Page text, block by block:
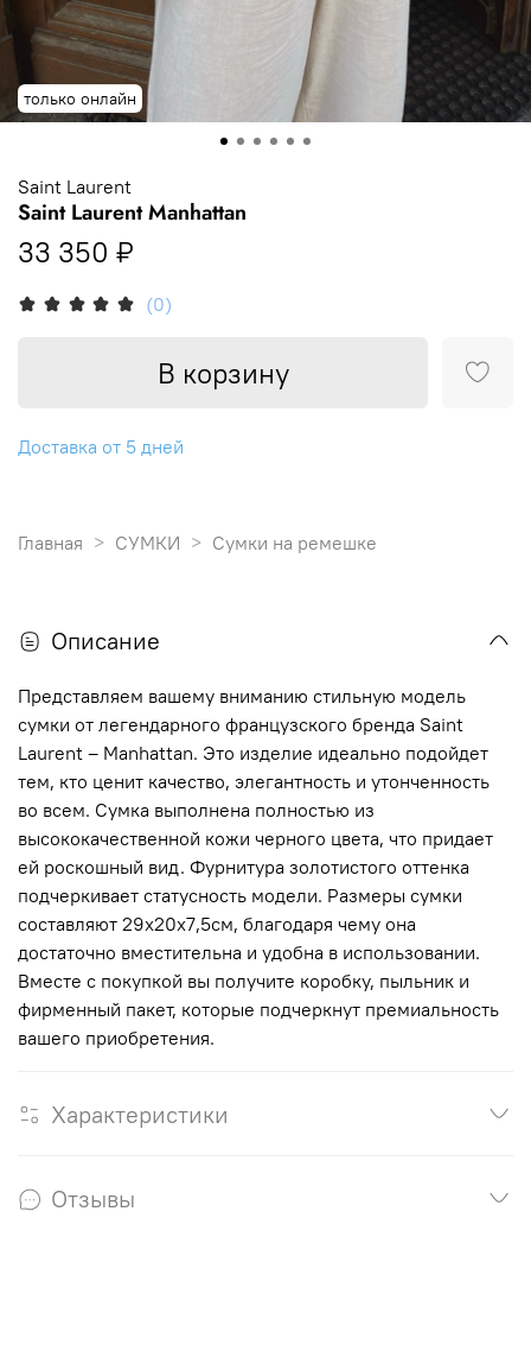
только онлайн
(0)
Saint Laurent
Saint Laurent Manhattan
33 350 ₽
В корзину
Доставка от 5 дней
Главная СУМКИ Сумки на ремешке
Описание
Представляем вашему вниманию стильную модель
сумки от легендарного французского бренда Saint
Laurent – Manhattan. Это изделие идеально подойдет
тем, кто ценит качество, элегантность и утонченность
во всем. Сумка выполнена полностью из
высококачественной кожи черного цвета, что придает
ей роскошный вид. Фурнитура золотистого оттенка
подчеркивает статусность модели. Размеры сумки
составляют 29х20х7,5см, благодаря чему она
достаточно вместительна и удобна в использовании.
Вместе с покупкой вы получите коробку, пыльник и
фирменный пакет, которые подчеркнут премиальность
вашего приобретения.
Характеристики
Отзывы